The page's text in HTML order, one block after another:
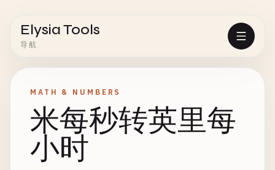
Elysia Tools
导航
MATH & NUMBERS
米每秒转英里每
小时